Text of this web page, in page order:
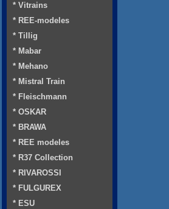
* Vitrains
* REE-modeles
* Tillig
* Mabar
* Mehano
* Mistral Train
* Fleischmann
* OSKAR
* BRAWA
* REE modeles
* R37 Collection
* RIVAROSSI
* FULGUREX
* ESU